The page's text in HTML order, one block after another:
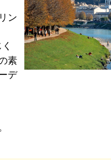
ン
素
デ